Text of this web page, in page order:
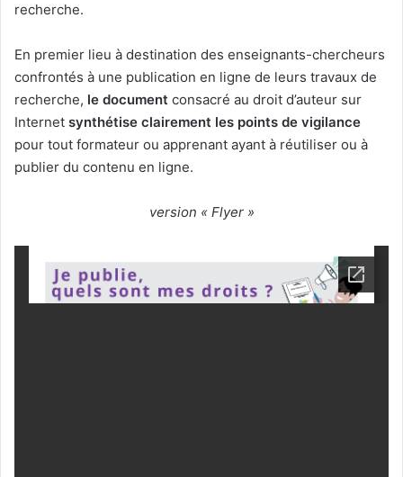
recherche.
En premier lieu à destination des enseignants-chercheurs
confrontés à une publication en ligne de leurs travaux de
recherche, le document consacré au droit d’auteur sur
Internet synthétise clairement les points de vigilance
pour tout formateur ou apprenant ayant à réutiliser ou à
publier du contenu en ligne.
version « Flyer »